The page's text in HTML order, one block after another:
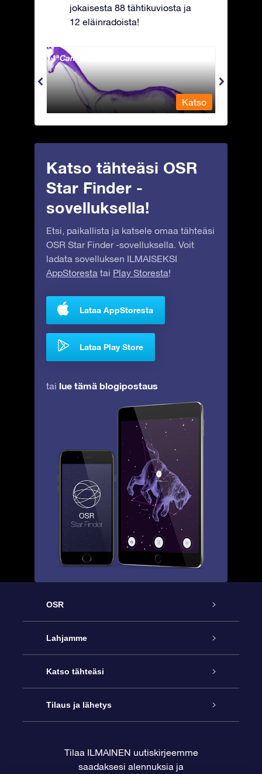
jokaisesta 88 tähtikuviosta ja
12 eläinradoista!
Camelopardalis - Kirahvi
Katso
Katso tähteäsi OSR
Star Finder -
sovelluksella!
Etsi, paikallista ja katsele omaa tähteäsi
OSR Star Finder -sovelluksella. Voit
ladata sovelluksen ILMAISEKSI
AppStoresta tai Play Storesta!
Lataa AppStoresta
Lataa Play Store
tai lue tämä blogipostaus
OSR
Palvelu
Ota meihin yhteyttä
Blogi
Arvostelut
Lahjamme
Online Star -lahja
OSR-lahjapakkaus
OSR-lahjakortti
Katso tähteäsi
Star Register
Henkilökohtainen Tähtisivu
Tilaus ja lähetys
Maksutiedot
Tilaa ILMAINEN uutiskirjeemme
saadaksesi alennuksia ja